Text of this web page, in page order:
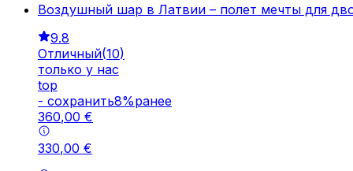
Воздушный шар в Латвии – полет мечты для
9.8
Отличный(10)
только у нас
top
- cохранить8%ранее
360,00 €
330,00 €